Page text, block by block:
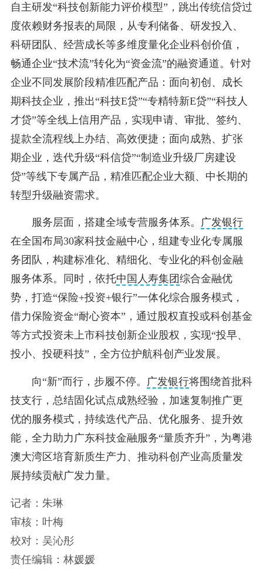
自主研发“科技创新能力评价模型”，跳出传统信贷过
度依赖财务报表的局限，从专利储备、研发投入、
科研团队、经营成长等多维度量化企业科创价值，
畅通企业“技术流”转化为“资金流”的融资通道。针对
企业不同发展阶段精准匹配产品：面向初创、成长
期科技企业，推出“科技E贷”“专精特新E贷”“科技人
才贷”等全线上信用产品，实现申请、审批、签约、
提款全流程线上办结、高效便捷；面向成熟、扩张
期企业，迭代升级“科信贷”“制造业升级厂房建设
贷”等线下专属产品，精准匹配企业大额、中长期的
转型升级融资需求。
服务层面，搭建全域专营服务体系。
广发银行
在全国布局30家科技金融中心，组建专业化专属服
务团队，构建标准化、精细化、专业化的科创金融
服务体系。同时，依托中国人寿集团综合金融优
势，打造“保险+投资+银行”一体化综合服务模式，
借力保险资金“耐心资本”，通过股权直投或科创基金
等方式投资未上市科技创新企业股权，实现“投早、
投小、投硬科技”，全方位护航科创产业发展。
向“新”而行，步履不停。 广发银行将围绕首批科
技支行，总结固化试点成熟经验，加速复制推广更
优的服务模式，持续迭代产品、优化服务、提升效
能，全力助力广东科技金融服务“量质齐升”，为粤港
澳大湾区培育新质生产力、推动科创产业高质量发
展持续贡献广发力量。
记者：朱琳
审核：叶梅
校对：吴沁彤
责任编辑：林媛媛